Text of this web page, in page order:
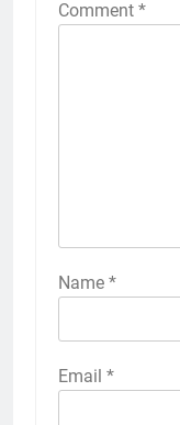
Comment *
Name *
Email *